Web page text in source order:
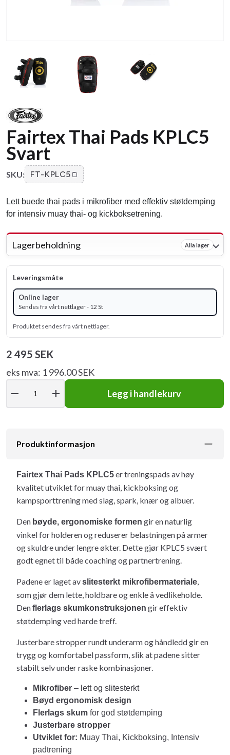
Fairtex Thai Pads KPLC5
Svart
SKU: FT-KPLC5
Lett buede thai pads i mikrofiber med effektiv støtdemping
for intensiv muay thai- og kickboksetrening.
Lagerbeholdning Alla lager
Leveringsmåte
Online lager
Sendes fra vårt nettlager - 12 St
Produktet sendes fra vårt nettlager.
2 495 SEK
eks mva: 1 996.00 SEK
remove add Legg i handlekurv
Produktinformasjon
Fairtex Thai Pads KPLC5er treningspads av høy
kvalitet utviklet for muay thai, kickboksing og
kampsporttrening med slag, spark, knær og albuer.
Den bøyde, ergonomiske formen gir en naturlig
vinkel for holderen og reduserer belastningen på armer
og skuldre under lengre økter. Dette gjør KPLC5 svært
godt egnet til både coaching og partnertrening.
Padene er laget avslitesterkt mikrofibermateriale,
som gjør dem lette, holdbare og enkle å vedlikeholde.
Denflerlags skumkonstruksjonen gir effektiv
støtdemping ved harde treff.
Justerbare stropper rundt underarm og håndledd gir en
trygg og komfortabel passform, slik at padene sitter
stabilt selv under raske kombinasjoner.
Mikrofiber – lett og slitesterkt
Bøyd ergonomisk design
Flerlags skum for god støtdemping
Justerbare stropper
Utviklet for: Muay Thai, Kickboksing, Intensiv
padtrening